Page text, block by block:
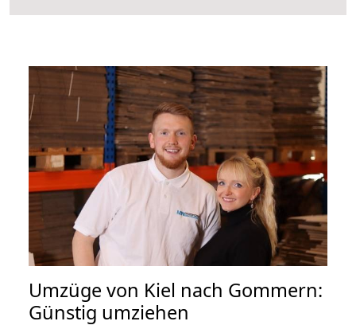
Umzüge von Kiel nach Gommern:
Günstig umziehen